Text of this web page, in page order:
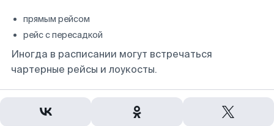
прямым рейсом
рейс с пересадкой
Иногда в расписании могут встречаться
чартерные рейсы и лоукосты.